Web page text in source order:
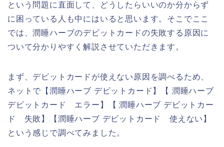
という問題に直面して、どうしたらいいのか分からず
に困っている人も中にはいると思います。そこでここ
では、潤睡ハーブのデビットカードの失敗する原因に
ついて分かりやすく解説させていただきます。
まず、デビットカードが使えない原因を調べるため、
ネットで【潤睡ハーブ デビットカード】【 潤睡ハーブ
デビットカード エラー】【 潤睡ハーブ デビットカー
ド 失敗】【潤睡ハーブ デビットカード 使えない】
という感じで調べてみました。